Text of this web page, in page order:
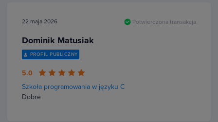
22 maja 2026 Potwierdzona transakcja
Dominik Matusiak
PROFIL PUBLICZNY
5.0
Szkoła programowania w języku C
Dobre